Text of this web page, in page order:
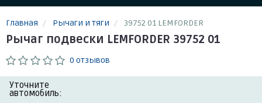
Главная Рычаги и тяги 39752 01 LEMFORDER
Рычаг подвески LEMFORDER 39752 01
0 отзывов
Уточните
автомобиль: